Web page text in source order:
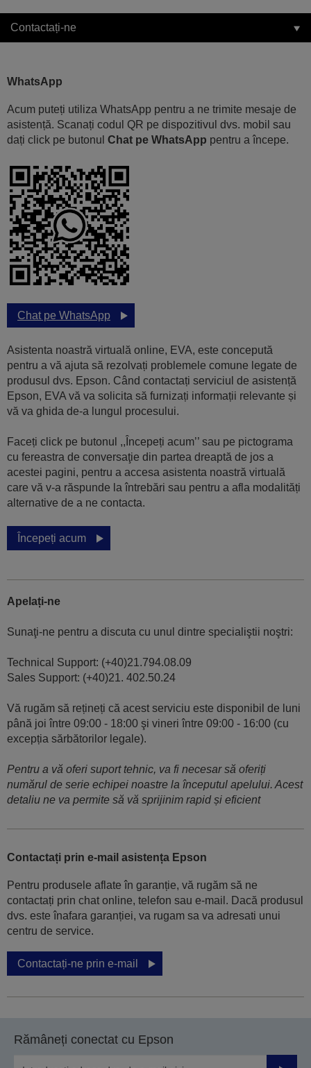
Contactați-ne
WhatsApp
Acum puteți utiliza WhatsApp pentru a ne trimite mesaje de
asistență. Scanați codul QR pe dispozitivul dvs. mobil sau
dați click pe butonul Chat pe WhatsApp pentru a începe.
Chat pe WhatsApp
Asistenta noastră virtuală online, EVA, este concepută
pentru a vă ajuta să rezolvați problemele comune legate de
produsul dvs. Epson. Când contactați serviciul de asistență
Epson, EVA vă va solicita să furnizați informații relevante și
vă va ghida de-a lungul procesului.
Faceți click pe butonul ,,Începeți acum’’ sau pe pictograma
cu fereastra de conversaţie din partea dreaptă de jos a
acestei pagini, pentru a accesa asistenta noastră virtuală
care vă v-a răspunde la întrebări sau pentru a afla modalități
alternative de a ne contacta.
Începeți acum
Apelați-ne
Sunaţi-ne pentru a discuta cu unul dintre specialiştii noştri:
Technical Support: (+40)21.794.08.09
Sales Support: (+40)21. 402.50.24
Vă rugăm să rețineți că acest serviciu este disponibil de luni
până joi între 09:00 - 18:00 şi vineri între 09:00 - 16:00 (cu
excepția sărbătorilor legale).
Pentru a vă oferi suport tehnic, va fi necesar să oferiți
numărul de serie echipei noastre la începutul apelului. Acest
detaliu ne va permite să vă sprijinim rapid și eficient
Contactați prin e-mail asistența Epson
Pentru produsele aflate în garanție, vă rugăm să ne
contactați prin chat online, telefon sau e-mail. Dacă produsul
dvs. este înafara garanției, va rugam sa va adresati unui
centru de service.
Contactați-ne prin e-mail
Rămâneți conectat cu Epson